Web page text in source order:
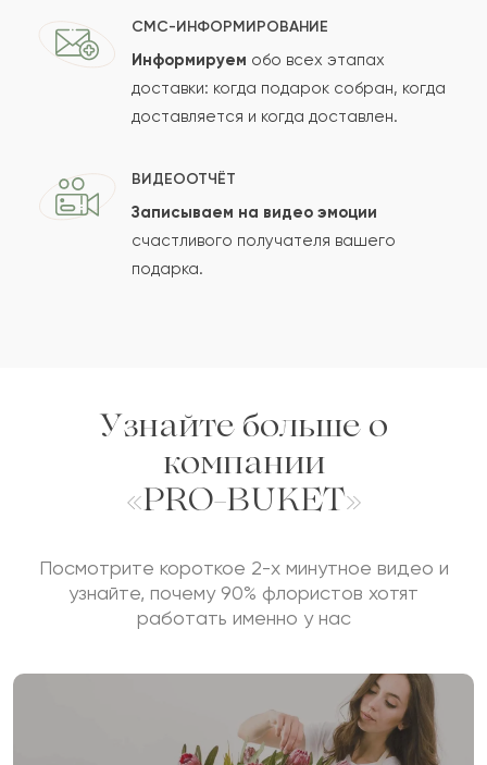
Сколько будет
Отзыв будет опубликован после проверки.
Проверяем на спам.
СМС-ИНФОРМИРОВАНИЕ
Информируем обо всех этапах
доставки: когда подарок собран, когда
доставляется и когда доставлен.
ВИДЕООТЧЁТ
Записываем на видео эмоции
счастливого получателя вашего
подарка.
Узнайте больше о
компании
«PRO-BUKET»
Посмотрите короткое 2-х минутное видео и
узнайте, почему 90% флористов хотят
работать именно у нас